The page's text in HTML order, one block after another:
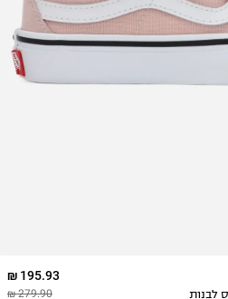
195.93 ₪
279.90 ₪